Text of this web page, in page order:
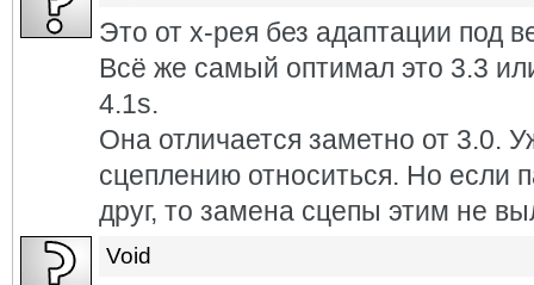
Это от х-рея без адаптации под
Всё же самый оптимал это 3.3
4.1s.
Она отличается заметно от 3.0.
сцеплению относиться. Но если
друг, то замена сцепы этим не
Void